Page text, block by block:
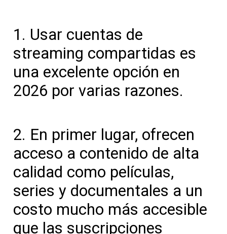
1. Usar cuentas de
streaming compartidas es
una excelente opción en
2026 por varias razones.
2. En primer lugar, ofrecen
acceso a contenido de alta
calidad como películas,
series y documentales a un
costo mucho más accesible
que las suscripciones